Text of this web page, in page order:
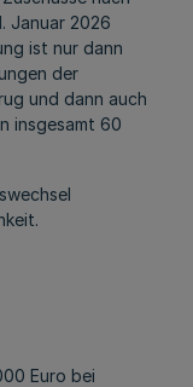
Januar 2026
ist nur dann
der
und dann auch
insgesamt 60
Euro bei